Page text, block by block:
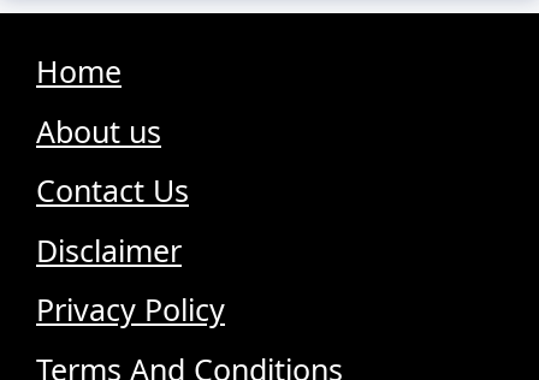
Home
About us
Contact Us
Disclaimer
Privacy Policy
Terms And Conditions